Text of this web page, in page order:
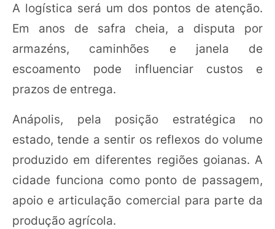
A logística será um dos pontos de atenção.
Em anos de safra cheia, a disputa por
armazéns, caminhões e janela de
escoamento pode influenciar custos e
prazos de entrega.
Anápolis, pela posição estratégica no
estado, tende a sentir os reflexos do volume
produzido em diferentes regiões goianas. A
cidade funciona como ponto de passagem,
apoio e articulação comercial para parte da
produção agrícola.